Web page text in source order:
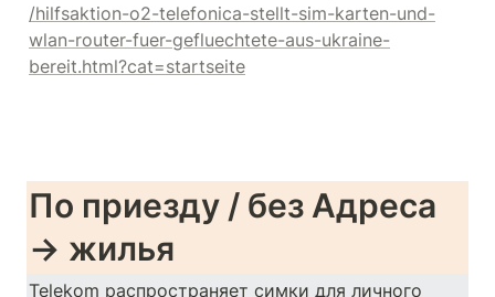
/hilfsaktion-o2-telefonica-stellt-sim-karten-und-
wlan-router-fuer-gefluechtete-aus-ukraine-
bereit.html?cat=startseite
По приезду / без Адреса
→ жилья
Telekom распространяет симки для личного